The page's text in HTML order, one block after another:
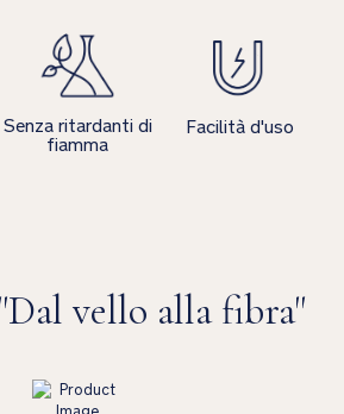
Senza ritardanti di
fiamma
Facilità d'uso
vello alla fibra"